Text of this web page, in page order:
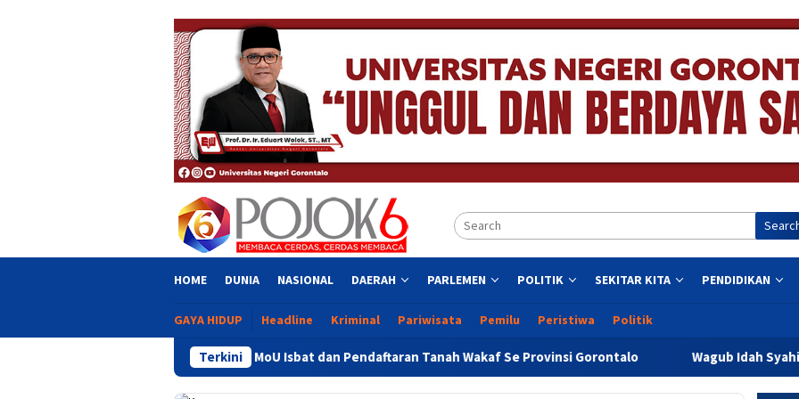
HOME DUNIA NASIONAL DAERAH PARLEMEN POLITIK SEKITAR KITA PENDIDIKAN
GAYA HIDUP Headline Kriminal Pariwisata Pemilu Peristiwa Politik
Terkini
Sofyan Teken MoU Isbat dan Pendaftaran Tanah Wakaf Se Provinsi Gorontalo Wagub Idah Syahidah Dorong Pelaku